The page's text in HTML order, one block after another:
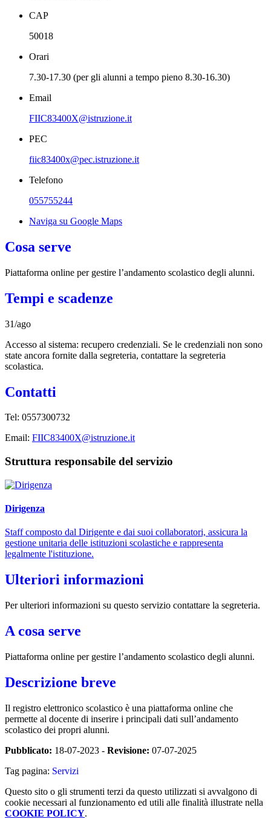
CAP
50018
Orari
7.30-17.30 (per gli alunni a tempo pieno 8.30-16.30)
Email
FIIC83400X@istruzione.it
PEC
fiic83400x@pec.istruzione.it
Telefono
055755244
Naviga su Google Maps
Cosa serve
Piattaforma online per gestire l’andamento scolastico degli alunni.
Tempi e scadenze
31/ago
Accesso al sistema: recupero credenziali. Se le credenziali non sono
state ancora fornite dalla segreteria, contattare la segreteria
scolastica.
Contatti
Tel: 0557300732
Email: FIIC83400X@istruzione.it
Struttura responsabile del servizio
Dirigenza
Staff composto dal Dirigente e dai suoi collaboratori, assicura la
gestione unitaria delle istituzioni scolastiche e rappresenta
legalmente l'istituzione.
Ulteriori informazioni
Per ulteriori informazioni su questo servizio contattare la segreteria.
A cosa serve
Piattaforma online per gestire l’andamento scolastico degli alunni.
Descrizione breve
Il registro elettronico scolastico è una piattaforma online che
permette al docente di inserire i principali dati sull’andamento
scolastico dei propri alunni.
Pubblicato: 18-07-2023 - Revisione: 07-07-2025
Tag pagina: Servizi
Questo sito o gli strumenti terzi da questo utilizzati si avvalgono di
cookie necessari al funzionamento ed utili alle finalità illustrate nella
COOKIE POLICY.